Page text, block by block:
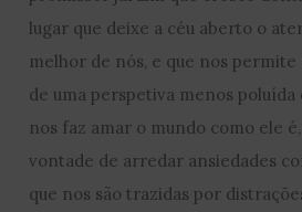
lugar que deixe a céu aberto o
melhor de nós, e que nos
de uma perspetiva menos
nos faz amar o mundo como ele
vontade de arredar ansiedades
que nos são trazidas por